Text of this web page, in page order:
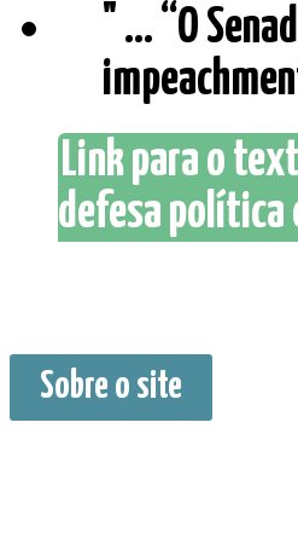
" ... “O
Link para o
defesa política
Sobre o site